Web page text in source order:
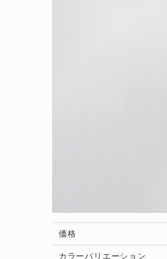
価格
カラーバリエーション